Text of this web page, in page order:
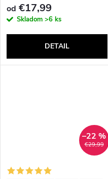
od €17,99
Skladom >6 ks
DETAIL
€29,99
–22 %